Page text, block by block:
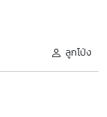
ลูกโป่ง